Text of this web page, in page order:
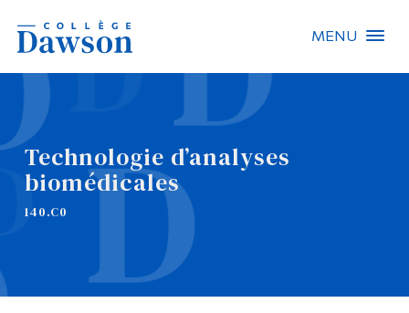
MENU
Technologie d’analyses
biomédicales
140.C0
Recherche sur le site
Recherche de personnes
Omnivox